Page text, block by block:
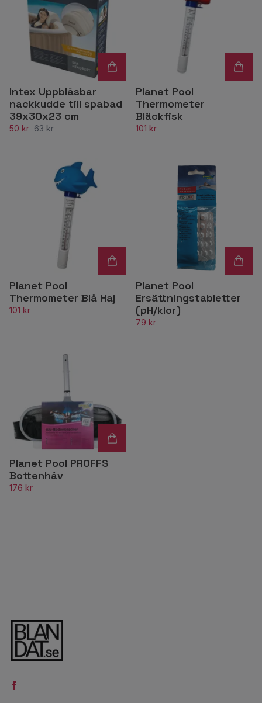
Intex Uppblåsbar
nackkudde till spabad
39x30x23 cm
50 kr 63 kr
Planet Pool
Thermometer
Bläckfisk
101 kr
Planet Pool
Thermometer Blå Haj
101 kr
Planet Pool
Ersättningstabletter
(pH/klor)
79 kr
Planet Pool PROFFS
Bottenhåv
176 kr